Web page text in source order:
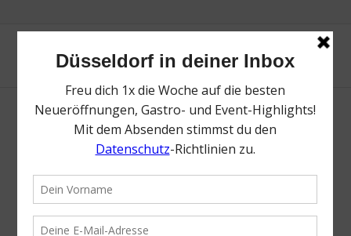
Neue Suche
Suchergebnis nicht zufriedenstellend? Versuche es mal mit
einem Wortteil oder einer anderen Schreibweise.